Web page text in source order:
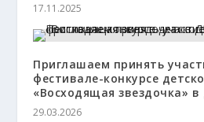
17.11.2025
Приглашаем принять
фестивале-конкурсе
«Восходящая звездочка»
29.03.2026